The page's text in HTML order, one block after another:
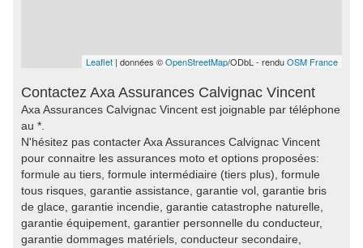
Leaflet | données ©OpenStreetMap/ODbL - renduOSM France
Contactez Axa Assurances Calvignac Vincent
Axa Assurances Calvignac Vincent est joignable par téléphone
au *.
N'hésitez pas contacter Axa Assurances Calvignac Vincent
pour connaitre les assurances moto et options proposées:
formule au tiers, formule intermédiaire (tiers plus), formule
tous risques, garantie assistance, garantie vol, garantie bris
de glace, garantie incendie, garantie catastrophe naturelle,
garantie équipement, garantier personnelle du conducteur,
garantie dommages matériels, conducteur secondaire,